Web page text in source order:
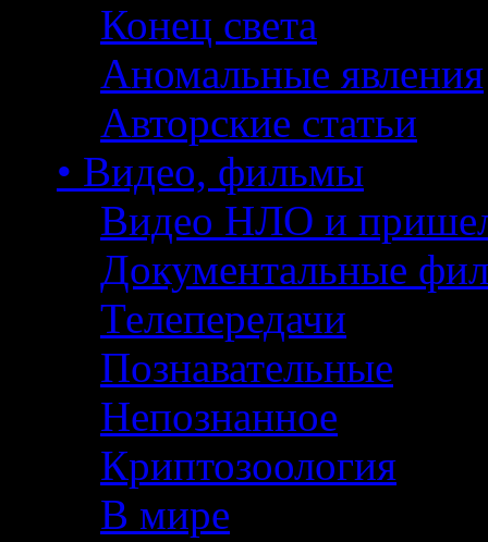
Конец света
Аномальные явления
Авторские статьи
• Видео, фильмы
Видео НЛО и
Документальные
Телепередачи
Познавательные
Непознанное
Криптозоология
В мире